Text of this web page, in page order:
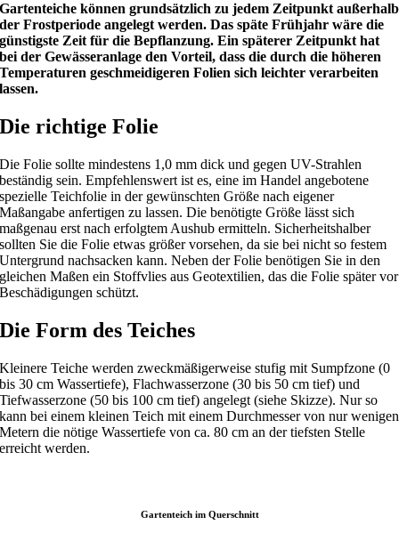
Gartenteiche können grundsätzlich zu jedem Zeitpunkt außerhalb
der Frostperiode angelegt werden. Das späte Frühjahr wäre die
günstigste Zeit für die Bepflanzung. Ein späterer Zeitpunkt hat
bei der Gewässeranlage den Vorteil, dass die durch die höheren
Temperaturen geschmeidigeren Folien sich leichter verarbeiten
lassen.
Die richtige Folie
Die Folie sollte mindestens 1,0 mm dick und gegen UV-Strahlen
beständig sein. Empfehlenswert ist es, eine im Handel angebotene
spezielle Teichfolie in der gewünschten Größe nach eigener
Maßangabe anfertigen zu lassen. Die benötigte Größe lässt sich
maßgenau erst nach erfolgtem Aushub ermitteln. Sicherheitshalber
sollten Sie die Folie etwas größer vorsehen, da sie bei nicht so festem
Untergrund nachsacken kann. Neben der Folie benötigen Sie in den
gleichen Maßen ein Stoffvlies aus Geotextilien, das die Folie später vor
Beschädigungen schützt.
Die Form des Teiches
Kleinere Teiche werden zweckmäßigerweise stufig mit Sumpfzone (0
bis 30 cm Wassertiefe), Flachwasserzone (30 bis 50 cm tief) und
Tiefwasserzone (50 bis 100 cm tief) angelegt (siehe Skizze). Nur so
kann bei einem kleinen Teich mit einem Durchmesser von nur wenigen
Metern die nötige Wassertiefe von ca. 80 cm an der tiefsten Stelle
erreicht werden.
Gartenteich im Querschnitt